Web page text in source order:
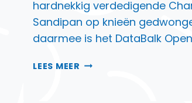
hardnekkig verdedigende
Sandipan op knieën
daarmee is het DataBalk Open
LEES MEER EN